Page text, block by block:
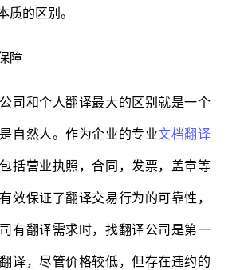
质的区别。
障
和个人翻译最大的区别就是一个
自然人。作为企业的专业文档翻译
括营业执照，合同，发票，盖章等
效保证了翻译交易行为的可靠性，
有翻译需求时，找翻译公司是第一
译，尽管价格较低，但存在违约的